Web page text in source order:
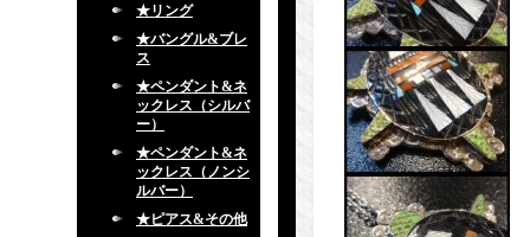
★リング
★バングル&ブレ
ス
★ペンダント&ネ
ックレス（シルバ
ー）
★ペンダント&ネ
ックレス（ノンシ
ルバー）
★ピアス&その他